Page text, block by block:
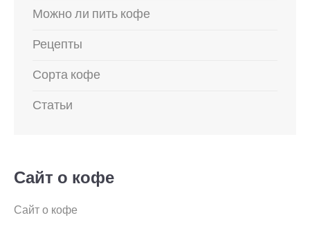
Можно ли пить кофе
Рецепты
Сорта кофе
Статьи
Сайт о кофе
Сайт о кофе